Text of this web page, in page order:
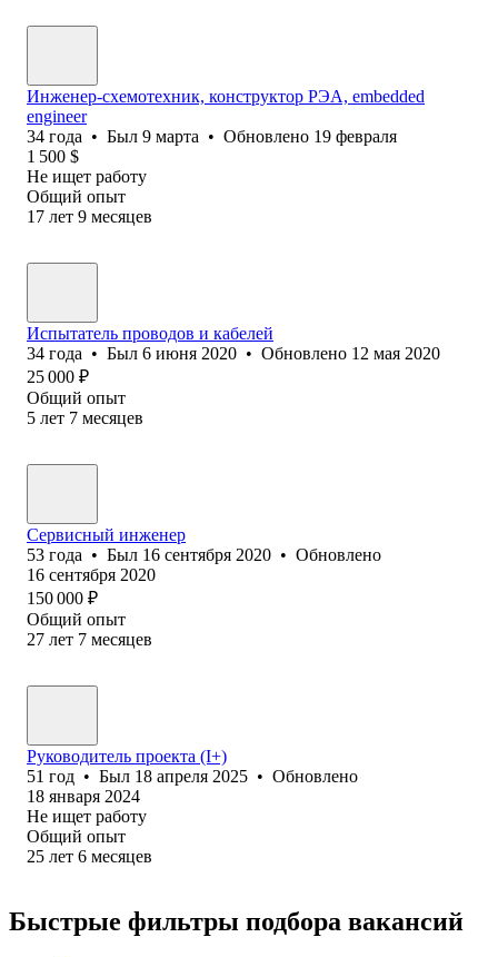
Инженер-схемотехник, конструктор РЭА, embedded
engineer
34 года • Был 9 марта • Обновлено 19 февраля
1 500 $
Не ищет работу
Общий опыт
17 лет 9 месяцев
Испытатель проводов и кабелей
34 года • Был 6 июня 2020 • Обновлено 12 мая 2020
25 000 ₽
Общий опыт
5 лет 7 месяцев
Сервисный инженер
53 года • Был 16 сентября 2020 • Обновлено
16 сентября 2020
150 000 ₽
Общий опыт
27 лет 7 месяцев
Руководитель проекта (I+)
51 год • Был 18 апреля 2025 • Обновлено
18 января 2024
Не ищет работу
Общий опыт
25 лет 6 месяцев
Быстрые фильтры подбора вакансий